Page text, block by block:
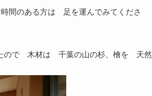
のある方は 足を運んでみてくださ
ので 木材は 千葉の山の杉、檜を 天然